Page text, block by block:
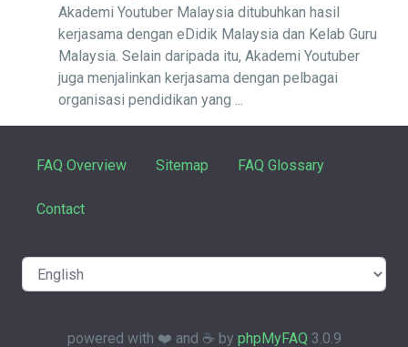
Akademi Youtuber Malaysia ditubuhkan hasil
kerjasama dengan eDidik Malaysia dan Kelab Guru
Malaysia. Selain daripada itu, Akademi Youtuber
juga menjalinkan kerjasama dengan pelbagai
organisasi pendidikan yang ...
FAQ Overview Sitemap FAQ Glossary
Contact
powered with ❤️ and ☕️ by phpMyFAQ 3.0.9